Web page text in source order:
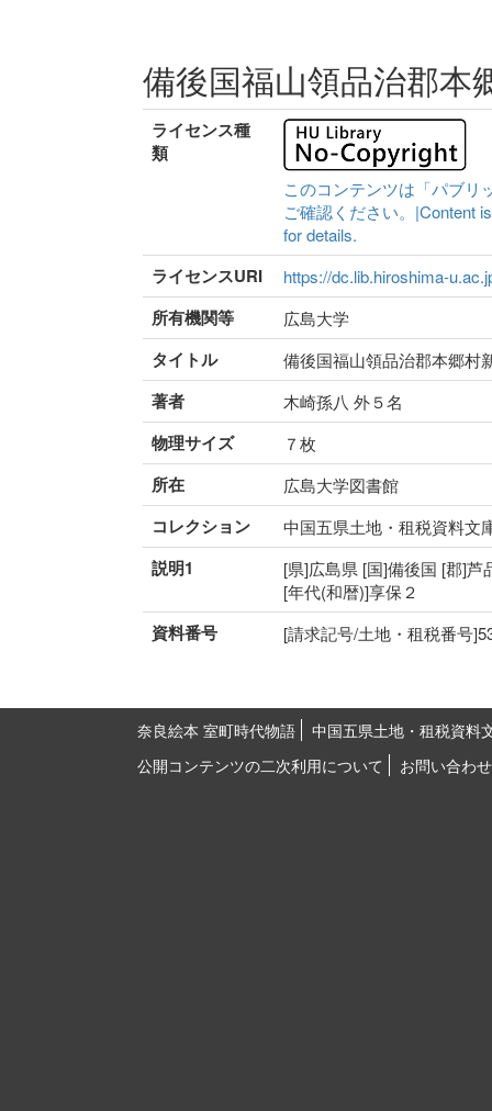
備後国福山領品治郡本
ライセンス種
類
このコンテンツは「パブリ
ご確認ください。|Content
for details.
ライセンスURI https://dc.lib.hiroshima-
所有機関等 広島大学
タイトル 備後国福山領品治郡本郷村
著者 木崎孫八 外５名
物理サイズ ７枚
所在 広島大学図書館
コレクション 中国五県土地・租税資料文
説明1
[県]広島県 [国]備後国 [郡]
[年代(和暦)]享保２
資料番号 [請求記号/土地・租税番号
奈良絵本 室町時代物語
中国五県土地・租税資料
公開コンテンツの二次利用について
お問い合わせ